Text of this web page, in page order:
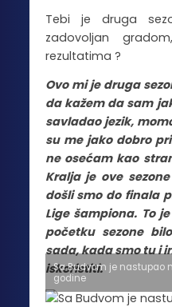
Tebi je druga
zadovoljan
rezultatima ?
Ovo mi je druga
da kažem da sam
savladao jezik,
su me jako dobro
ne osećam kao
Kralja je ove
došli smo do finala
Lige šampiona. To
početku sezone
sada, kada smo tu i
iskoristiti.
Sa Budvom je nastupao
godine